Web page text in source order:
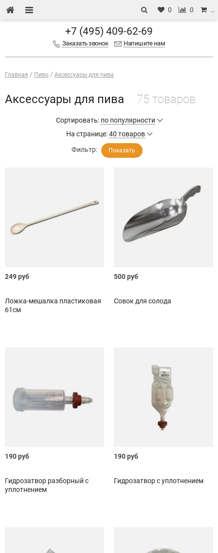
0 0 …
+7 (495) 409-62-69
Заказать звонок Напишите нам
Главная Пиво Аксессуары для пива
Аксессуары для пива 75 товаров
Сортировать: по популярности
На странице:40 товаров
Фильтр: Показать
249 руб
Ложка-мешалка пластиковая
61см
500 руб
Совок для солода
190 руб
Гидрозатвор разборный с
уплотнением
190 руб
Гидрозатвор с уплотнением